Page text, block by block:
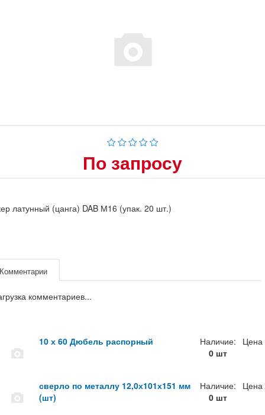
По запросу
латунный (цанга) DAB М16 (упак. 20 шт.)
комментариев...
10 х 60 Дюбель распорный
Наличие:
0 шт
Цена
сверло по металлу 12,0х101х151 мм
(шт)
Наличие:
0 шт
Цена